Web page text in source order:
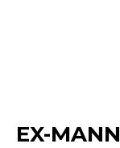
EX-MANN